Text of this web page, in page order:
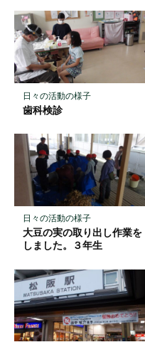
ク
マ
ー
ク
日々の活動の様子
歯科検診
日々の活動の様子
大豆の実の取り出し作業を
しました。３年生